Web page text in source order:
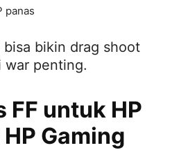
panas
bikin drag shoot
war penting.
untuk HP
Gaming